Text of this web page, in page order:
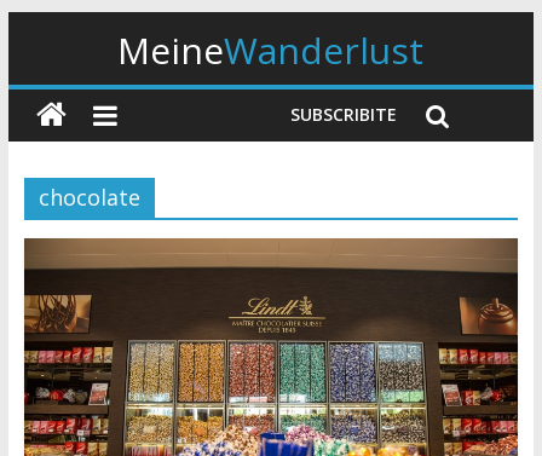
MeineWanderlust
SUBSCRIBITE
chocolate